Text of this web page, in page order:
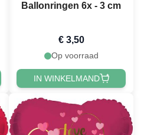
Ballonringen 6x - 3 cm
€ 3,50
Op voorraad
IN WINKELMAND